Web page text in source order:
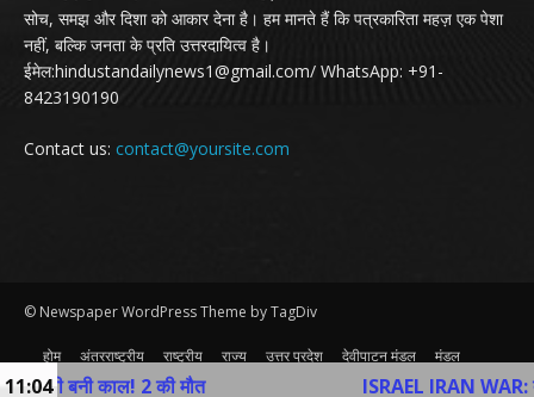
सोच, समझ और दिशा को आकार देना है। हम मानते हैं कि पत्रकारिता महज़ एक पेशा
नहीं, बल्कि जनता के प्रति उत्तरदायित्व है।
ईमेल:hindustandailynews1@gmail.com/ WhatsApp: +91-
8423190190
Contact us: contact@yoursite.com
© Newspaper WordPress Theme by TagDiv
होम अंतरराष्ट्रीय राष्ट्रीय राज्य उत्तर प्रदेश देवीपाटन मंडल
मंडल
व्यापार
खेल अन्य Contact Us
काल! 2 की मौत ISRAEL IRAN WAR: तेहरान में
11:04